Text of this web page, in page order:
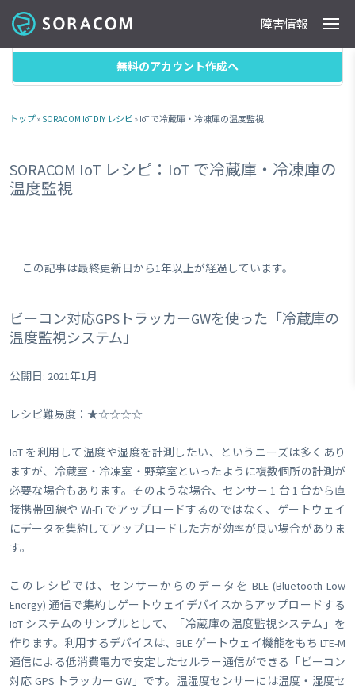
製品
事例
料金
ドキュメント
導入支援
IoTストア
最新情報 障害情報
トップ» SORACOM IoT DIY レシピ » IoT で冷蔵庫・冷凍庫の温度監視
SORACOM IoT レシピ：IoT で冷蔵庫・冷凍庫の
温度監視
この記事は最終更新日から1年以上が経過しています。
ビーコン対応GPSトラッカーGWを使った「冷蔵庫の
温度監視システム」
公開日: 2021年1月
レシピ難易度：★☆☆☆☆
IoT を利用して温度や湿度を計測したい、というニーズは多くあり
ますが、冷蔵室・冷凍室・野菜室といったように複数個所の計測が
必要な場合もあります。そのような場合、センサー 1 台 1 台から直
接携帯回線や Wi-Fi でアップロードするのではなく、ゲートウェイ
にデータを集約してアップロードした方が効率が良い場合がありま
す。
このレシピでは、センサーからのデータを BLE (Bluetooth Low
Energy) 通信で集約しゲートウェイデバイスからアップロードする
IoT システムのサンプルとして、「冷蔵庫の温度監視システム」を
作ります。利用するデバイスは、BLE ゲートウェイ機能をもち LTE-M
通信による低消費電力で安定したセルラー通信ができる「ビーコン
対応 GPS トラッカー GW」です。温湿度センサーには温度・湿度セ
無料のアカウント作成へ